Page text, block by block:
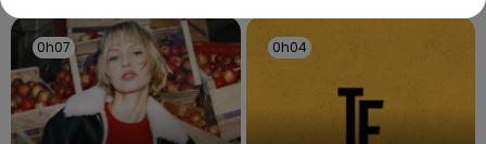
0h07
0h07 0h04
0h04